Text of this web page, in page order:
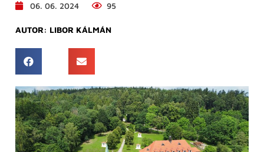
06. 06. 2024 95
AUTOR: LIBOR KÁLMÁN